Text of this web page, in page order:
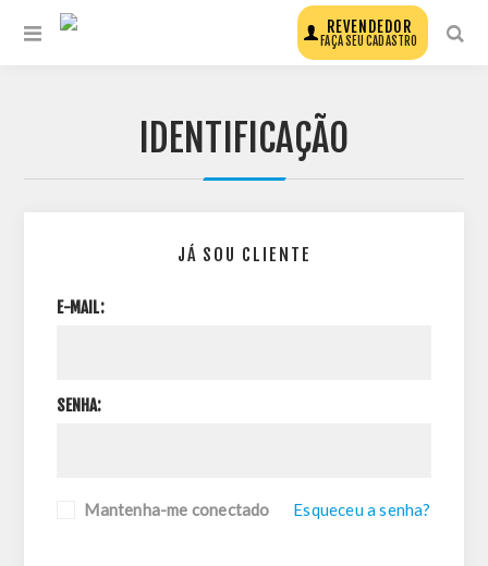
REVENDEDOR
FAÇA SEU CADASTRO
IDENTIFICAÇÃO
JÁ SOU CLIENTE
E-MAIL:
SENHA:
Mantenha-me conectado Esqueceu a senha?